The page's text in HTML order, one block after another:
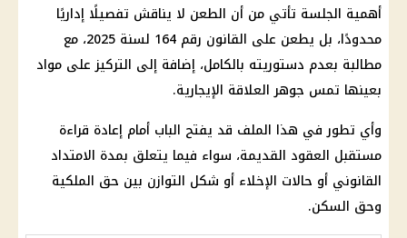
أهمية الجلسة تأتي من أن الطعن لا يناقش تفصيلًا إداريًا
محدودًا، بل يطعن على القانون رقم 164 لسنة 2025، مع
مطالبة بعدم دستوريته بالكامل، إضافة إلى التركيز على مواد
بعينها تمس جوهر العلاقة الإيجارية.
وأي تطور في هذا الملف قد يفتح الباب أمام إعادة قراءة
مستقبل العقود القديمة، سواء فيما يتعلق بمدة الامتداد
القانوني أو حالات الإخلاء أو شكل التوازن بين حق الملكية
وحق السكن.